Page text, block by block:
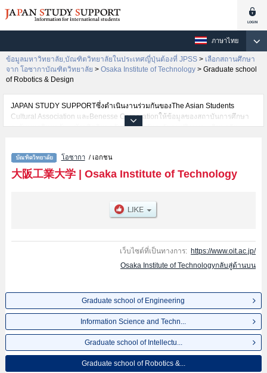
ภาษาไทย
ข้อมูลมหาวิทยาลัย,บัณฑิตวิทยาลัยในประเทศญี่ปุ่นต้องที่ JPSS > เลือกสถานศึกษา
จาก โอซากาบัณฑิตวิทยาลัย > Osaka Institute of Technology > Graduate school
of Robotics & Design
JAPAN STUDY SUPPORTซึ่งดำเนินงานร่วมกันของThe Asian Students
Cultural Association และBenesse Corporationให้ข้อมูลของสถาบันการศึกษา
ระดับมหาวิทยาลัย・บัณฑิตวิทยาลัย・วิทยาลัยระดับอนุปริญญา・วิทยาลัย
นักศึกษาต่างชาติเช่นGraduate school of EngineeringหรือInformation Science
and TechnologyหรือGraduate school of Intellectual PropertyหรือGraduate
school of Robotics & Design เป็นต้น,ข้อมูลของแต่ละสาขาวิจัย,ข้อมูลการสอบ
เป็นต้น,แนะนำสถานที่,การเดินทางเป็นต้นไว้ด้วยดังนั้นขอเชิญใช้บริการค้นหา
โอซากา/ เอกชน
大阪工業大学| Osaka Institute of Technology
เว็บไซต์ที่เป็นทางการ: https://www.oit.ac.jp/
Osaka Institute of Technologyกลับสู่ด้านบน
Graduate school of Engineering
Information Science and Techn...
Graduate school of Intellectu...
Graduate school of Robotics &...